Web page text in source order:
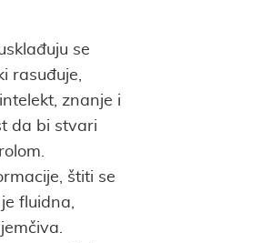
se
rasuđuje,
znanje i
da bi stvari
štiti se
fluidna,